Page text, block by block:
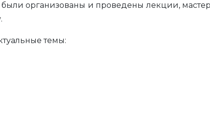
были организованы и проведены лекции,
темы: